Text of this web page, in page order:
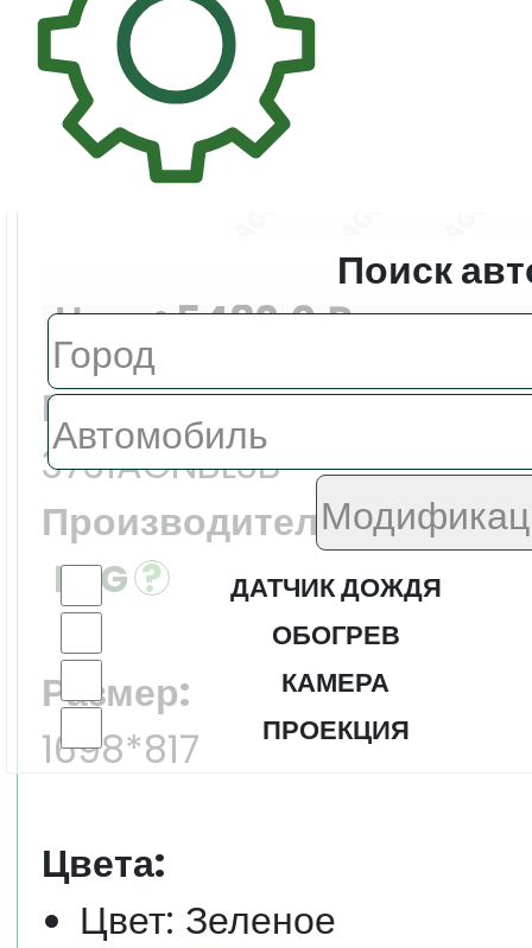
Поиск
ДАТЧИК ДОЖДЯ
ОБОГРЕВ
КАМЕРА
ПРОЕКЦИЯ
Цена:5483.0 ₽
Еврокод:
3731AGNBL3B
Производитель:
FYG
Размер:
1698*817
Цвета:
Цвет: Зеленое